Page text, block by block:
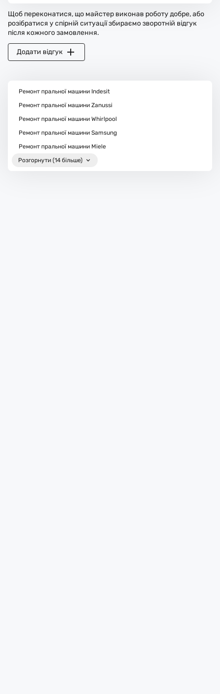
Щоб переконатися, що майстер виконав роботу добре, або
розібратися у спірній ситуації збираємо зворотній відгук
після кожного замовлення.
Додати відгук
Ремонт пральної машини Indesit
Ремонт пральної машини Zanussi
Ремонт пральної машини Whirlpool
Ремонт пральної машини Samsung
Ремонт пральної машини Miele
Розгорнути (14 більше)